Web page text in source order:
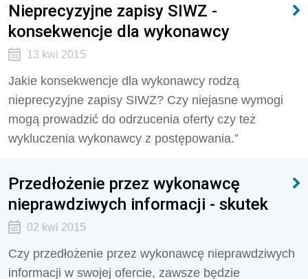
Nieprecyzyjne zapisy SIWZ -
konsekwencje dla wykonawcy
13 kwi 2015
Jakie konsekwencje dla wykonawcy rodzą
nieprecyzyjne zapisy SIWZ? Czy niejasne wymogi
mogą prowadzić do odrzucenia oferty czy też
wykluczenia wykonawcy z postępowania.”
Przedłożenie przez wykonawcę
nieprawdziwych informacji - skutek
02 kwi 2015
Czy przedłożenie przez wykonawcę nieprawdziwych
informacji w swojej ofercie, zawsze będzie